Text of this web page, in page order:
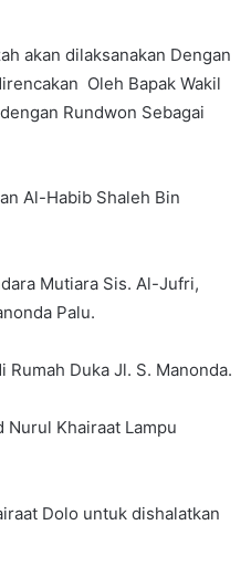
akan dilaksanakan Dengan
Oleh Bapak Wakil
Rundwon Sebagai
Al-Habib Shaleh Bin
Mutiara Sis. Al-Jufri,
Palu.
Duka Jl. S. Manonda.
Nurul Khairaat Lampu
Dolo untuk dishalatkan